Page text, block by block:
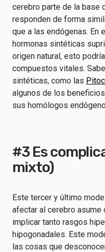
cerebro parte de la base
responden de forma
que a las endógenas. En
hormonas sintéticas
origen natural, esto podría
compuestos vitales.
sintéticas, como las
algunos de los
sus homólogos
#3 Es
mixto)
Este tercer y último
afectar al cerebro
implicar tanto rasgos
hipogonadales. Este
las cosas que